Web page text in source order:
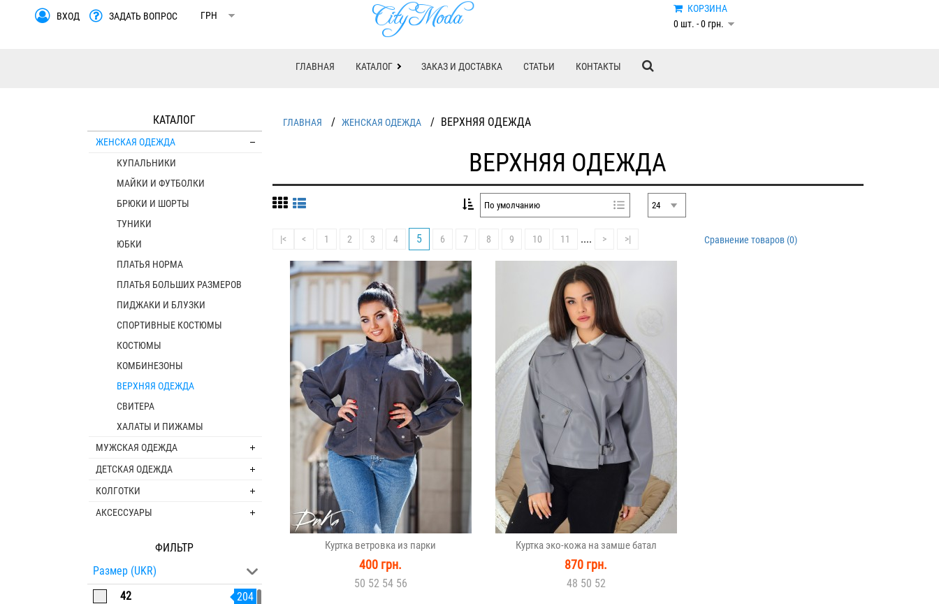
КОРЗИНА
0 шт. - 0 грн.
ВХОД ЗАДАТЬ ВОПРОС
ГЛАВНАЯ КАТАЛОГ ЗАКАЗ И ДОСТАВКА СТАТЬИ КОНТАКТЫ
КАТАЛОГ
ЖЕНСКАЯ ОДЕЖДА
КУПАЛЬНИКИ
МАЙКИ И ФУТБОЛКИ
БРЮКИ И ШОРТЫ
ТУНИКИ
ЮБКИ
ПЛАТЬЯ НОРМА
ПЛАТЬЯ БОЛЬШИХ РАЗМЕРОВ
ПИДЖАКИ И БЛУЗКИ
СПОРТИВНЫЕ КОСТЮМЫ
КОСТЮМЫ
КОМБИНЕЗОНЫ
ВЕРХНЯЯ ОДЕЖДА
СВИТЕРА
ХАЛАТЫ И ПИЖАМЫ
МУЖСКАЯ ОДЕЖДА
ДЕТСКАЯ ОДЕЖДА
КОЛГОТКИ
АКСЕССУАРЫ
ФИЛЬТР
Размер (UKR)
42
204
ГЛАВНАЯ / ЖЕНСКАЯ ОДЕЖДА / ВЕРХНЯЯ ОДЕЖДА
ВЕРХНЯЯ ОДЕЖДА
|< < 1 2 3 4 5 6 7 8 9 10 11 .... > >| Сравнение товаров (0)
Куртка ветровка из парки
400 грн.
50 52 54 56
Куртка эко-кожа на замше батал
870 грн.
48 50 52